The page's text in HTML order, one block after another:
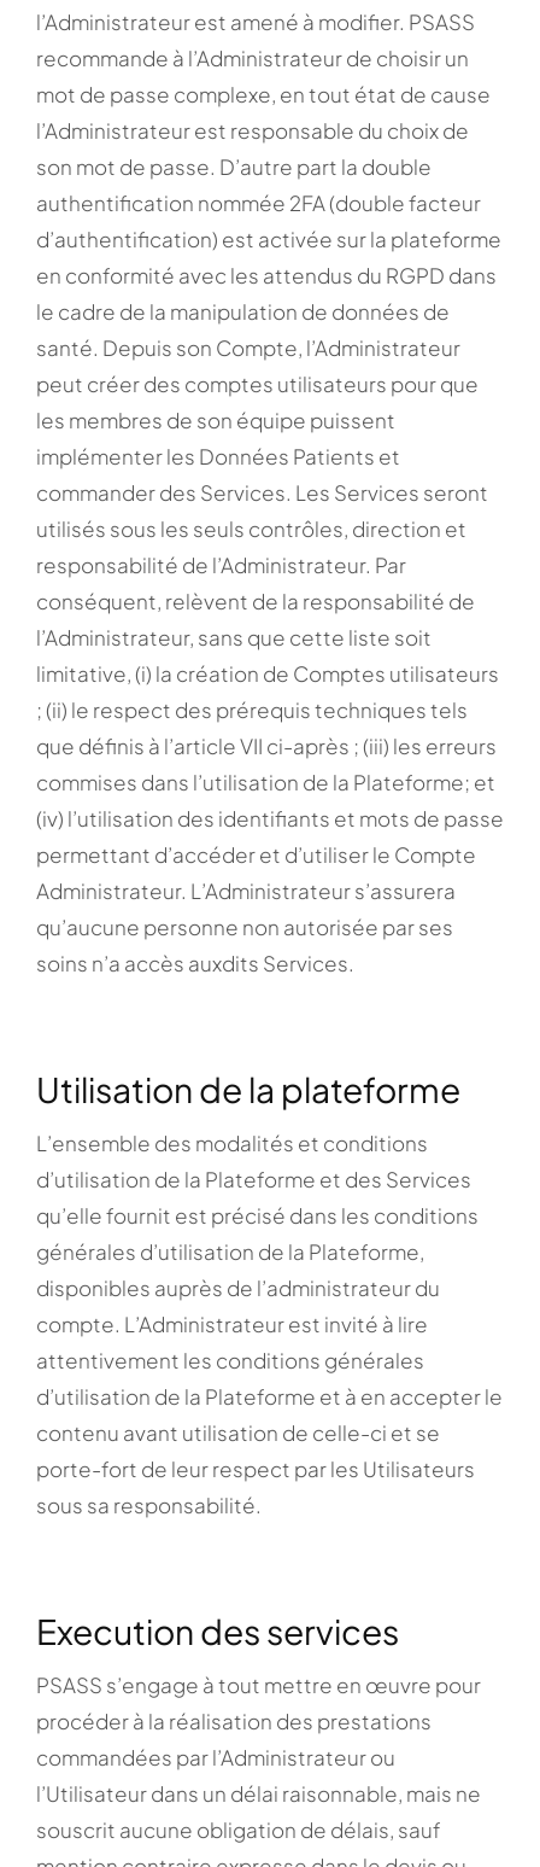
l’Administrateur est amené à modifier. PSASS
recommande à l’Administrateur de choisir un
mot de passe complexe, en tout état de cause
l’Administrateur est responsable du choix de
son mot de passe. D’autre part la double
authentification nommée 2FA (double facteur
d’authentification) est activée sur la plateforme
en conformité avec les attendus du RGPD dans
le cadre de la manipulation de données de
santé. Depuis son Compte, l’Administrateur
peut créer des comptes utilisateurs pour que
les membres de son équipe puissent
implémenter les Données Patients et
commander des Services. Les Services seront
utilisés sous les seuls contrôles, direction et
responsabilité de l’Administrateur. Par
conséquent, relèvent de la responsabilité de
l’Administrateur, sans que cette liste soit
limitative, (i) la création de Comptes utilisateurs
; (ii) le respect des prérequis techniques tels
que définis à l’article VII ci-après ; (iii) les erreurs
commises dans l’utilisation de la Plateforme; et
(iv) l’utilisation des identifiants et mots de passe
permettant d’accéder et d’utiliser le Compte
Administrateur. L’Administrateur s’assurera
qu’aucune personne non autorisée par ses
soins n’a accès auxdits Services.
Utilisation de la plateforme
L’ensemble des modalités et conditions
d’utilisation de la Plateforme et des Services
qu’elle fournit est précisé dans les conditions
générales d’utilisation de la Plateforme,
disponibles auprès de l’administrateur du
compte. L’Administrateur est invité à lire
attentivement les conditions générales
d’utilisation de la Plateforme et à en accepter le
contenu avant utilisation de celle-ci et se
porte-fort de leur respect par les Utilisateurs
sous sa responsabilité.
Execution des services
PSASS s’engage à tout mettre en œuvre pour
procéder à la réalisation des prestations
commandées par l’Administrateur ou
l’Utilisateur dans un délai raisonnable, mais ne
souscrit aucune obligation de délais, sauf